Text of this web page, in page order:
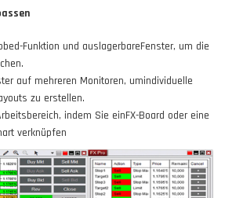
Funktion und auslagerbareFenster, um die
auf mehreren Monitoren, umindividuelle
zu erstellen.
indem Sie einFX-Board oder eine
verknüpfen